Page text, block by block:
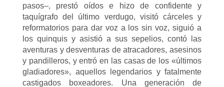
pasos–, prestó oídos e hizo de confidente y
taquígrafo del último verdugo, visitó cárceles y
reformatorios para dar voz a los sin voz, siguió a
los quinquis y asistió a sus sepelios, contó las
aventuras y desventuras de atracadores, asesinos
y pandilleros, y entró en las casas de los «últimos
gladiadores», aquellos legendarios y fatalmente
castigados boxeadores. Una generación de